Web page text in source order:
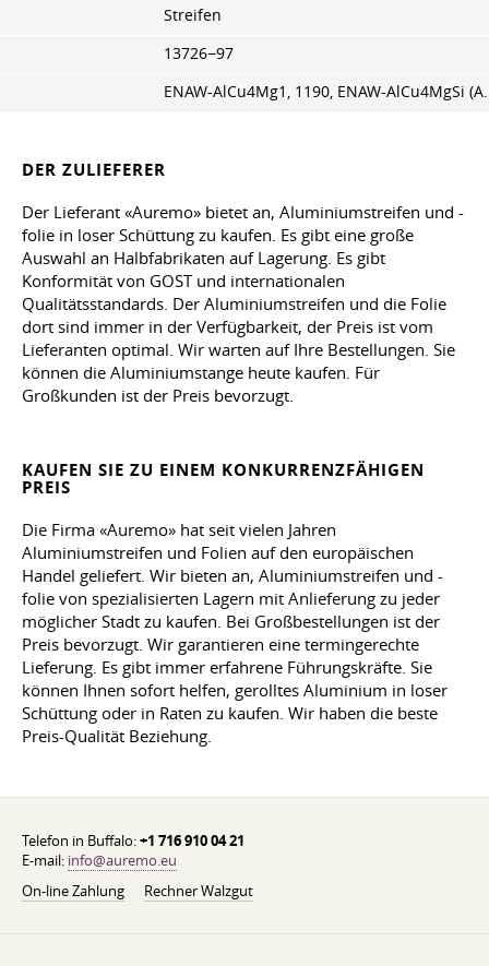
Streifen
13726−97
ENAW-AlCu4Mg1, 1190, ENAW-AlCu4MgSi (A.
DER ZULIEFERER
Der Lieferant «Auremo» bietet an, Aluminiumstreifen und -
folie in loser Schüttung zu kaufen. Es gibt eine große
Auswahl an Halbfabrikaten auf Lagerung. Es gibt
Konformität von GOST und internationalen
Qualitätsstandards. Der Aluminiumstreifen und die Folie
dort sind immer in der Verfügbarkeit, der Preis ist vom
Lieferanten optimal. Wir warten auf Ihre Bestellungen. Sie
können die Aluminiumstange heute kaufen. Für
Großkunden ist der Preis bevorzugt.
KAUFEN SIE ZU EINEM KONKURRENZFÄHIGEN
PREIS
Die Firma «Auremo» hat seit vielen Jahren
Aluminiumstreifen und Folien auf den europäischen
Handel geliefert. Wir bieten an, Aluminiumstreifen und -
folie von spezialisierten Lagern mit Anlieferung zu jeder
möglicher Stadt zu kaufen. Bei Großbestellungen ist der
Preis bevorzugt. Wir garantieren eine termingerechte
Lieferung. Es gibt immer erfahrene Führungskräfte. Sie
können Ihnen sofort helfen, gerolltes Aluminium in loser
Schüttung oder in Raten zu kaufen. Wir haben die beste
Preis-Qualität Beziehung.
Telefon in Buffalo:+1 716 910 04 21
E-mail: info@auremo.eu
On-line Zahlung
Rechner Walzgut